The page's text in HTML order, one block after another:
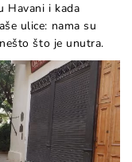
Havani i kada
ulice: nama su
što je unutra.